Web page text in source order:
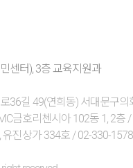
센터), 3층 교육지원과
36길 49(연희동) 서대문구
금호리첸시아 102동 1, 2층
진상가 334호 / 02-330-1578